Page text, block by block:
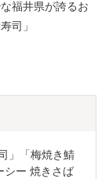
福井県が誇るお
司」
」「梅焼き鯖
シー 焼きさば